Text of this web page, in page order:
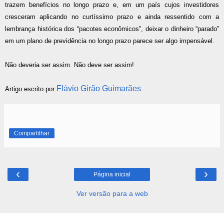
trazem benefícios no longo prazo e, em um país cujos investidores
cresceram aplicando no curtíssimo prazo e ainda ressentido com a
lembrança histórica dos “pacotes econômicos”, deixar o dinheiro “parado”
em um plano de previdência no longo prazo parece ser algo impensável.
Não deveria ser assim. Não deve ser assim!
Artigo escrito por Flávio Girão Guimarães
Compartilhar
‹ ›
Página inicial
Ver versão para a web